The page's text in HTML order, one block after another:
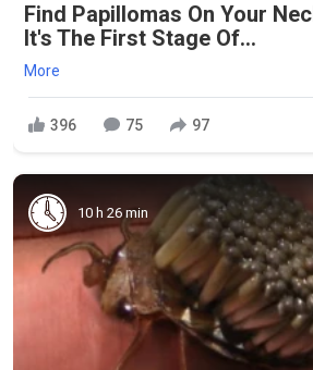
Find Papillomas On Your
It's The First Stage Of...
More
396 75 97
10 h 26 min